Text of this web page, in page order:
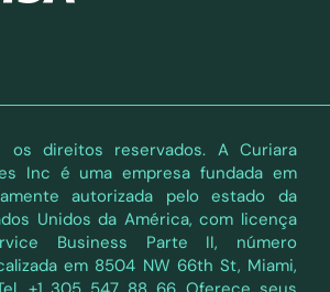
os direitos reservados. A Curiara
Inc é uma empresa fundada em
autorizada pelo estado da
Unidos da América, com licença
Business Parte II, número
em 8504 NW 66th St, Miami,